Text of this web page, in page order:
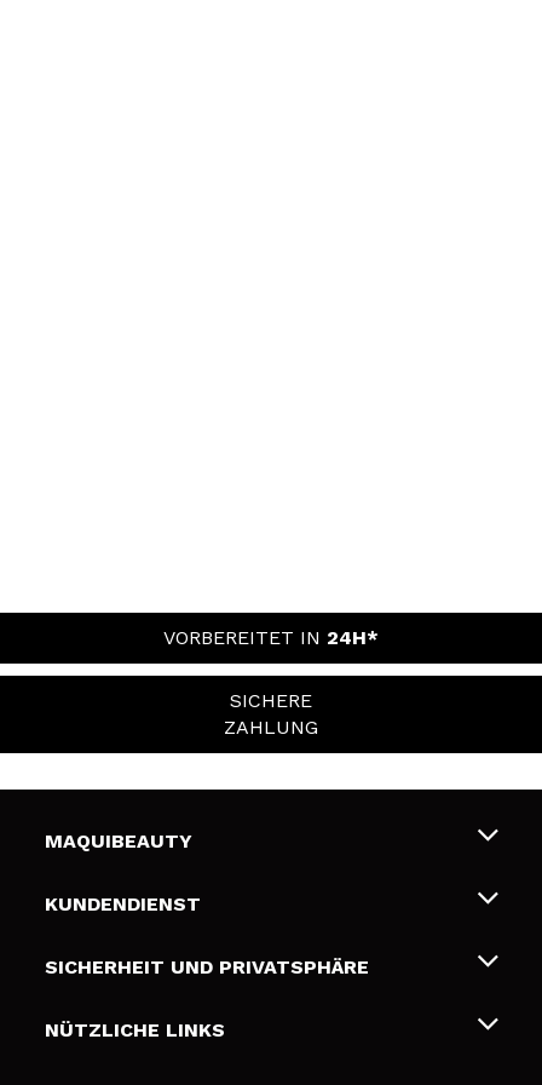
VORBEREITET IN 24H*
SICHERE
ZAHLUNG
MAQUIBEAUTY
Über uns
Geschenkkarten
KUNDENDIENST
Liefer- und Versandkosten
Zahlung
SICHERHEIT UND PRIVATSPHÄRE
Bedingungen und Datenschutz
NÜTZLICHE LINKS